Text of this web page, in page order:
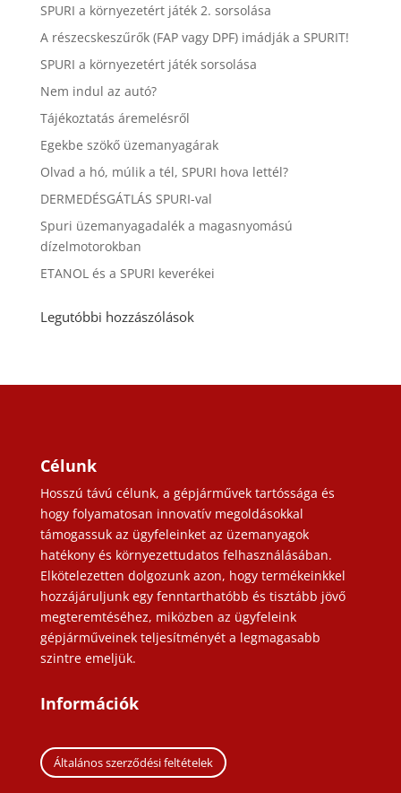
SPURI a környezetért játék 2. sorsolása
A részecskeszűrők (FAP vagy DPF) imádják a SPURIT!
SPURI a környezetért játék sorsolása
Nem indul az autó?
Tájékoztatás áremelésről
Egekbe szökő üzemanyagárak
Olvad a hó, múlik a tél, SPURI hova lettél?
DERMEDÉSGÁTLÁS SPURI-val
Spuri üzemanyagadalék a magasnyomású
dízelmotorokban
ETANOL és a SPURI keverékei
Legutóbbi hozzászólások
Célunk
Hosszú távú célunk, a gépjárművek tartóssága és
hogy folyamatosan innovatív megoldásokkal
támogassuk az ügyfeleinket az üzemanyagok
hatékony és környezettudatos felhasználásában.
Elkötelezetten dolgozunk azon, hogy termékeinkkel
hozzájáruljunk egy fenntarthatóbb és tisztább jövő
megteremtéséhez, miközben az ügyfeleink
gépjárműveinek teljesítményét a legmagasabb
szintre emeljük.
Információk
Általános szerződési feltételek